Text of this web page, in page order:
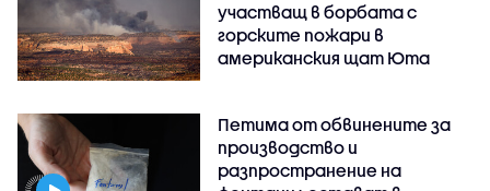
участващ в борбата с
горските пожари в
американския щат Юта
Петима от обвинените за
производство и
разпространение на